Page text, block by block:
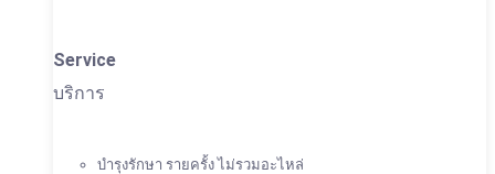
Service
บริการ
บำรุงรักษา รายครั้ง ไม่รวมอะไหล่